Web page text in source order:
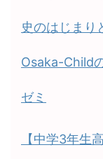
史のはじまり
Osaka-Child
ゼミ
【中学3年生